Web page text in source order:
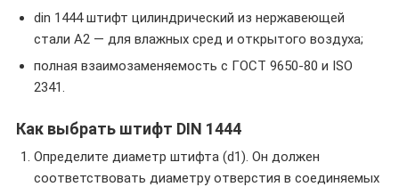
din 1444 штифт цилиндрический из нержавеющей
стали A2 — для влажных сред и открытого воздуха;
полная взаимозаменяемость с ГОСТ 9650-80 и ISO
2341.
Как выбрать штифт DIN 1444
Определите диаметр штифта (d1). Он должен
соответствовать диаметру отверстия в соединяемых